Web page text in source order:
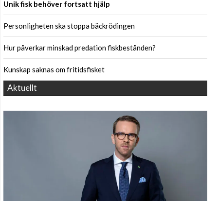
Unik fisk behöver fortsatt hjälp
Personligheten ska stoppa bäckrödingen
Hur påverkar minskad predation fiskbestånden?
Kunskap saknas om fritidsfisket
Aktuellt